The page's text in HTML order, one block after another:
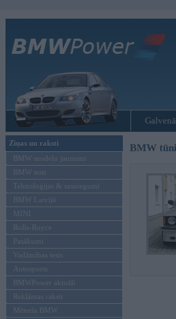
Galvenā
Ziņas un raksti
BMW modeļu jaunumi
BMW testi
Tehnoloģijas & sasniegumi
BMW Latvijā
MINI
Rolls-Royce
Pasākumi
Vadāmības tests
Autosports
BMWPower aktuāli
Reklāmas raksti
Mēneša BMW
BMW